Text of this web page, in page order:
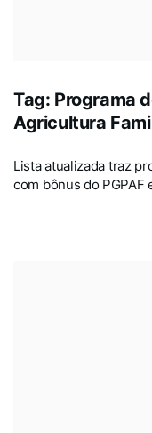
Tag: Programa
Agricultura
Lista atualizada traz
com bônus do PGPAF